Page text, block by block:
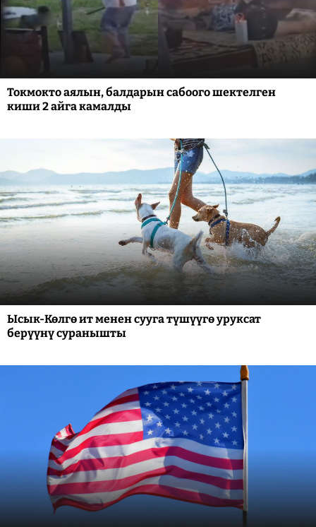
Токмокто аялын, балдарын сабоого шектелген
киши 2 айга камалды
Ысык-Көлгө ит менен сууга түшүүгө уруксат
берүүнү суранышты